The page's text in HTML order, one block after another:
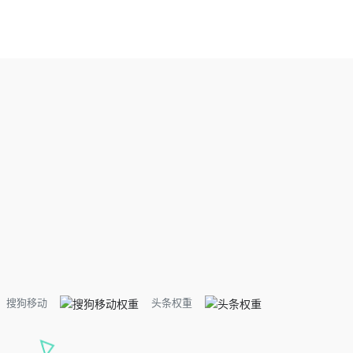
搜狗移动 头条权重